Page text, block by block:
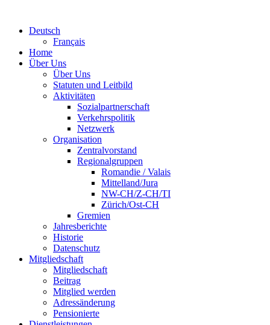
Deutsch
Français
Home
Über Uns
Über Uns
Statuten und Leitbild
Aktivitäten
Sozialpartnerschaft
Verkehrspolitik
Netzwerk
Organisation
Zentralvorstand
Regionalgruppen
Romandie / Valais
Mittelland/Jura
NW-CH/Z-CH/TI
Zürich/Ost-CH
Gremien
Jahresberichte
Historie
Datenschutz
Mitgliedschaft
Mitgliedschaft
Beitrag
Mitglied werden
Adressänderung
Pensionierte